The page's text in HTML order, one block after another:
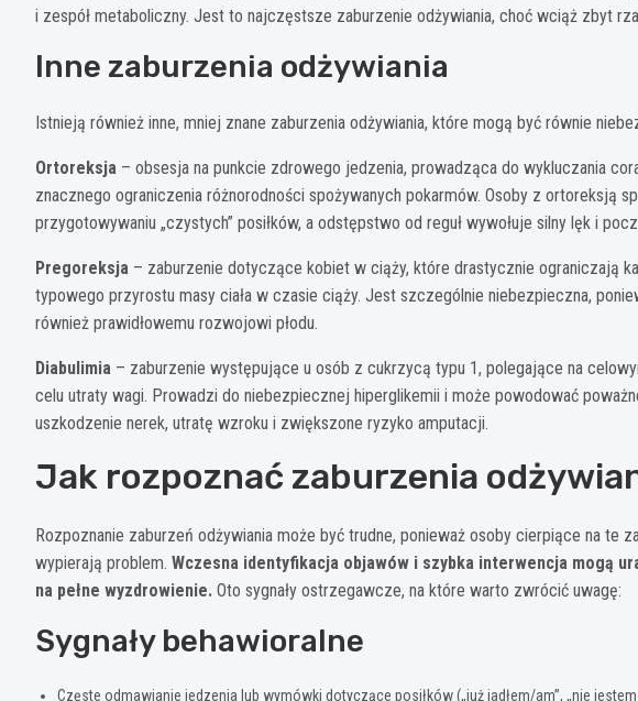
i zespół metaboliczny. Jest to najczęstsze zaburzenie odżywiania, choć wciąż zbyt
Inne zaburzenia odżywiania
Istnieją również inne, mniej znane zaburzenia odżywiania, które mogą być równie
Ortoreksja – obsesja na punkcie zdrowego jedzenia, prowadząca do wykluczania
znacznego ograniczenia różnorodności spożywanych pokarmów. Osoby z ortoreksją
przygotowywaniu „czystych” posiłków, a odstępstwo od reguł wywołuje silny lęk i
Pregoreksja – zaburzenie dotyczące kobiet w ciąży, które drastycznie ograniczają
typowego przyrostu masy ciała w czasie ciąży. Jest szczególnie niebezpieczna,
również prawidłowemu rozwojowi płodu.
Diabulimia – zaburzenie występujące u osób z cukrzycą typu 1, polegające na
celu utraty wagi. Prowadzi do niebezpiecznej hiperglikemii i może powodować
uszkodzenie nerek, utratę wzroku i zwiększone ryzyko amputacji.
Jak rozpoznać zaburzenia
Rozpoznanie zaburzeń odżywiania może być trudne, ponieważ osoby cierpiące na te
wypierają problem. Wczesna identyfikacja objawów i szybka interwencja mogą
na pełne wyzdrowienie. Oto sygnały ostrzegawcze, na które warto zwrócić uwagę:
Sygnały behawioralne
Częste odmawianie jedzenia lub wymówki dotyczące posiłków („już jadłem/am”, „nie jestem